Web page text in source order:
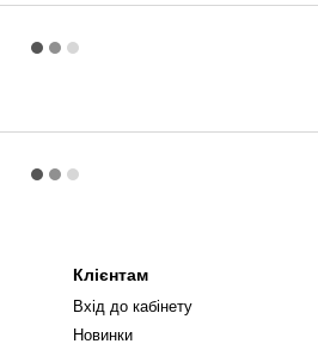
Клієнтам
Вхід до кабінету
Новинки